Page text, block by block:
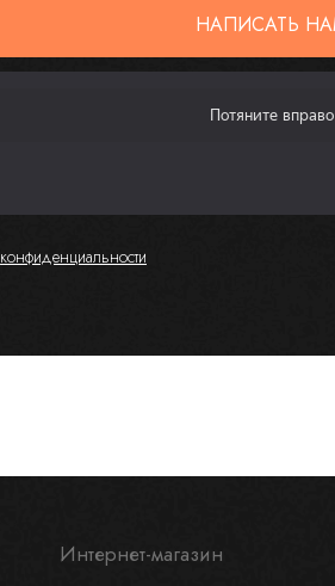
НАПИСАТЬ
конфиденциальности
Интернет-магазин